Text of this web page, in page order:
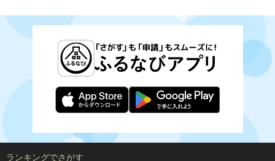
ランキングでさがす